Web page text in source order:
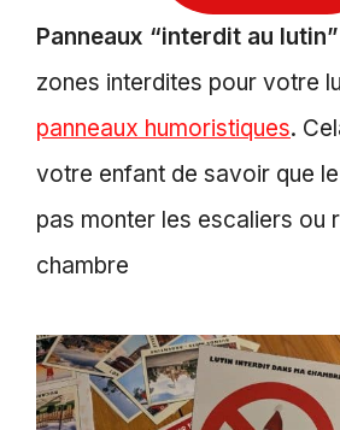
Panneaux “interdit au
zones interdites pour votre
panneaux humoristiques.
votre enfant de savoir que
pas monter les escaliers ou
chambre